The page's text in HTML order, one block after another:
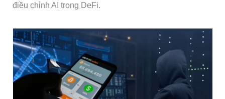
điều chỉnh AI trong DeFi.